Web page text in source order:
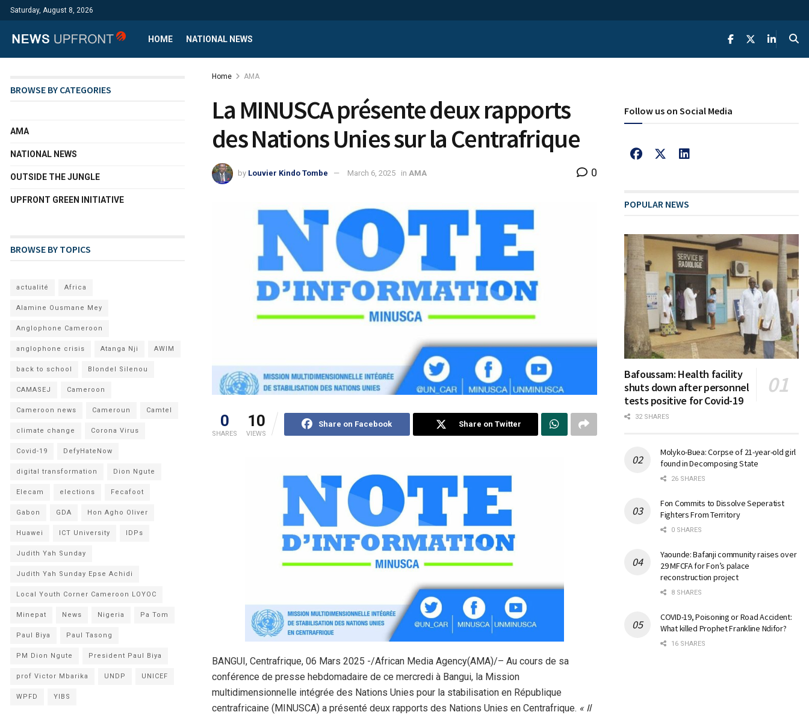
Saturday, August 8, 2026
HOME NATIONAL NEWS
Home AMA
La MINUSCA présente deux rapports
des Nations Unies sur la Centrafrique
by Louvier Kindo Tombe March 6, 2025 in AMA 0
0
SHARES
10
VIEWS
Share on Facebook Share on Twitter
BANGUI, Centrafrique, 06 Mars 2025 -/African Media Agency(AMA)/– Au cours de sa
conférence de presse hebdomadaire de ce mercredi à Bangui, la Mission
multidimensionnelle intégrée des Nations Unies pour la stabilisation en République
centrafricaine (MINUSCA) a présenté deux rapports des Nations Unies en Centrafrique. « Il
BROWSE BY CATEGORIES
AMA
NATIONAL NEWS
OUTSIDE THE JUNGLE
UPFRONT GREEN INITIATIVE
BROWSE BY TOPICS
actualité Africa
Alamine Ousmane Mey
Anglophone Cameroon
anglophone crisis Atanga Nji AWIM
back to school Blondel Silenou
CAMASEJ Cameroon
Cameroon news Cameroun Camtel
climate change Corona Virus
Covid-19 DefyHateNow
digital transformation Dion Ngute
Elecam elections Fecafoot
Gabon GDA Hon Agho Oliver
Huawei ICT University IDPs
Judith Yah Sunday
Judith Yah Sunday Epse Achidi
Local Youth Corner Cameroon LOYOC
Minepat News Nigeria Pa Tom
Paul Biya Paul Tasong
PM Dion Ngute President Paul Biya
prof Victor Mbarika UNDP UNICEF
WPFD YIBS
Follow us on Social Media
POPULAR NEWS
Bafoussam: Health facility
shuts down after personnel
tests positive for Covid-19
32 SHARES
Molyko-Buea: Corpse of 21-year-old girl
found in Decomposing State
26 SHARES
Fon Commits to Dissolve Seperatist
Fighters From Territory
0 SHARES
Yaounde: Bafanji community raises over
29 MFCFA for Fon’s palace
reconstruction project
8 SHARES
COVID-19, Poisoning or Road Accident:
What killed Prophet Frankline Ndifor?
16 SHARES